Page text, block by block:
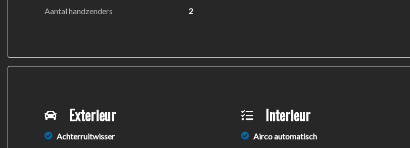
Aantal handzenders
2
Exterieur
Achterruitwisser
Interieur
Airco automatisch